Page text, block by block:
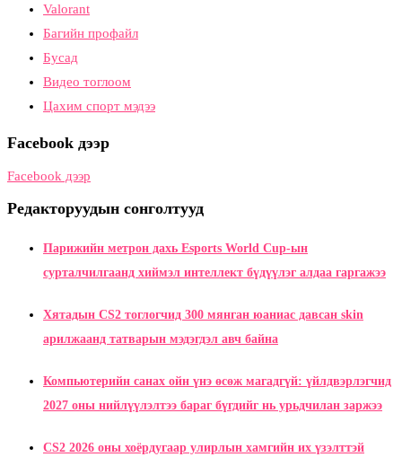
Valorant
Багийн профайл
Бусад
Видео тоглоом
Цахим спорт мэдээ
Facebook дээр
Facebook дээр
Редакторуудын сонголтууд
Парижийн метрон дахь Esports World Cup-ын
сурталчилгаанд хиймэл интеллект бүдүүлэг алдаа гаргажээ
Хятадын CS2 тоглогчид 300 мянган юаниас давсан skin
арилжаанд татварын мэдэгдэл авч байна
Компьютерийн санах ойн үнэ өсөж магадгүй: үйлдвэрлэгчид
2027 оны нийлүүлэлтээ бараг бүгдийг нь урьдчилан заржээ
CS2 2026 оны хоёрдугаар улирлын хамгийн их үзэлттэй